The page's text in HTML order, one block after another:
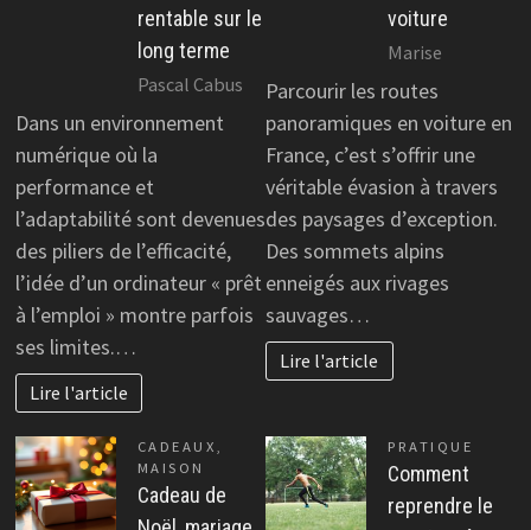
rentable sur le
long terme
Pascal Cabus
Dans un environnement
numérique où la
performance et
l’adaptabilité sont devenues
des piliers de l’efficacité,
l’idée d’un ordinateur « prêt
à l’emploi » montre parfois
ses limites.…
Lire l'article
voiture
Marise
Parcourir les routes
panoramiques en voiture en
France, c’est s’offrir une
véritable évasion à travers
des paysages d’exception.
Des sommets alpins
enneigés aux rivages
sauvages…
Lire l'article
CADEAUX
MAISON
Cadeau de
PRATIQUE
Comment
reprendre le